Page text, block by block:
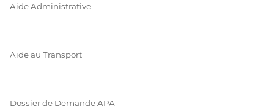
Aide Administrative
Aide au Transport
Dossier de Demande APA